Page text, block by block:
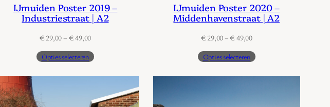
IJmuiden Poster 2019 –
Industriestraat | A2
€ 29,00– €49,00Prijsklasse:
tot
Opties selecteren
IJmuiden Poster 2020 –
Middenhavenstraat | A2
€ 29,00–€ 49,00Prijsklasse:
tot
Opties selecteren